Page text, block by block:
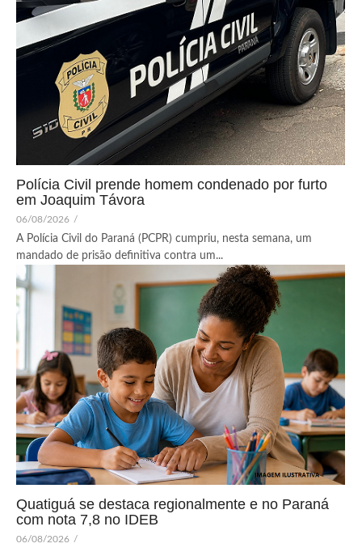
Polícia Civil prende homem condenado por furto
em Joaquim Távora
06/08/2026 /
A Polícia Civil do Paraná (PCPR) cumpriu, nesta semana, um
mandado de prisão definitiva contra um...
Quatiguá se destaca regionalmente e no Paraná
com nota 7,8 no IDEB
06/08/2026 /